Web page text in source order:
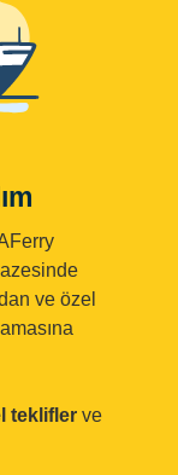
ve özel
teklifler ve